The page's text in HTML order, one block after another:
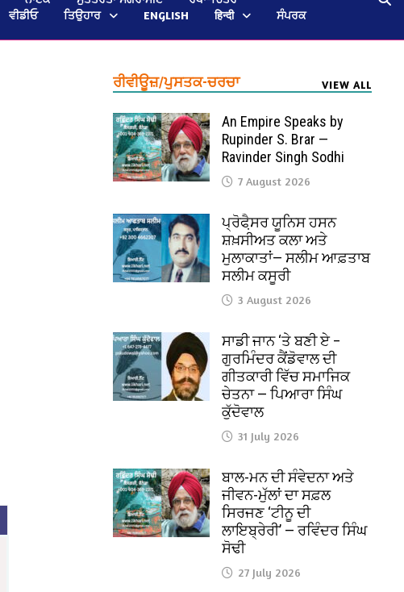
ਵੀਡੀਓ ਤਿਉਹਾਰ ENGLISH हिन्दी
ਸੰਪਰਕ
ਰੀਵੀਊਜ਼/ਪੁਸਤਕ-ਚਰਚਾ VIEW ALL
An Empire Speaks by
Rupinder S. Brar —
Ravinder Singh Sodhi
7 August 2026
ਪ੍ਰੋਫੈ਼ਸਰ ਯੂਨਿਸ ਹਸਨ
ਸ਼ਖ਼ਸੀਅਤ ਕਲਾ ਅਤੇ
ਮੁਲਾਕਾਤਾਂ— ਸਲੀਮ ਆਫ਼ਤਾਬ
ਸਲੀਮ ਕਸੂਰੀ
3 August 2026
ਸਾਡੀ ਜਾਨ ‘ਤੇ ਬਣੀ ਏ –
ਗੁਰਮਿੰਦਰ ਕੈਂਡੋਵਾਲ ਦੀ
ਗੀਤਕਾਰੀ ਵਿੱਚ ਸਮਾਜਿਕ
ਚੇਤਨਾ — ਪਿਆਰਾ ਸਿੰਘ
ਕੁੱਦੋਵਾਲ
31 July 2026
ਬਾਲ-ਮਨ ਦੀ ਸੰਵੇਦਨਾ ਅਤੇ
ਜੀਵਨ-ਮੁੱਲਾਂ ਦਾ ਸਫ਼ਲ
ਸਿਰਜਣ ‘ਟੀਨੂ ਦੀ
ਲਾਇਬ੍ਰੇਰੀ’ — ਰਵਿੰਦਰ ਸਿੰਘ
ਸੋਢੀ
27 July 2026